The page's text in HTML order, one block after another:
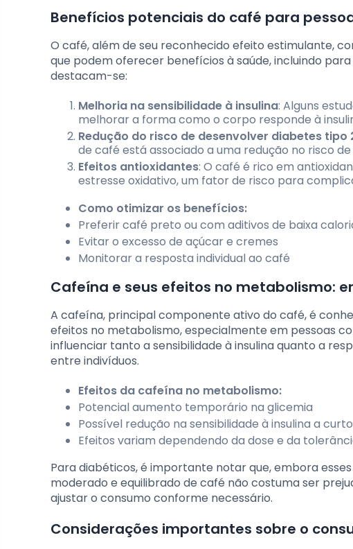
Benefícios potenciais do café para
O café, além de seu reconhecido efeito estimulante,
que podem oferecer benefícios à saúde, incluindo
destacam-se:
Melhoria na sensibilidade à insulina: Alguns
melhorar a forma como o corpo responde à
Redução do risco de desenvolver diabetes tipo
de café está associado a uma redução no risco
Efeitos antioxidantes: O café é rico em
estresse oxidativo, um fator de risco para
Como otimizar os benefícios:
Preferir café preto ou com aditivos de baixa
Evitar o excesso de açúcar e cremes
Monitorar a resposta individual ao café
Cafeína e seus efeitos no metabolismo:
A cafeína, principal componente ativo do café, é
efeitos no metabolismo, especialmente em pessoas
influenciar tanto a sensibilidade à insulina quanto a
entre indivíduos.
Efeitos da cafeína no metabolismo:
Potencial aumento temporário na glicemia
Possível redução na sensibilidade à insulina a
Efeitos variam dependendo da dose e da
Para diabéticos, é importante notar que, embora
moderado e equilibrado de café não costuma ser
ajustar o consumo conforme necessário.
Considerações importantes sobre o